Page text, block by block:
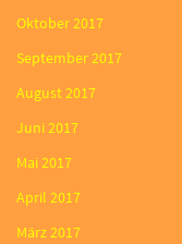
Oktober 2017
September 2017
August 2017
Juni 2017
Mai 2017
April 2017
März 2017